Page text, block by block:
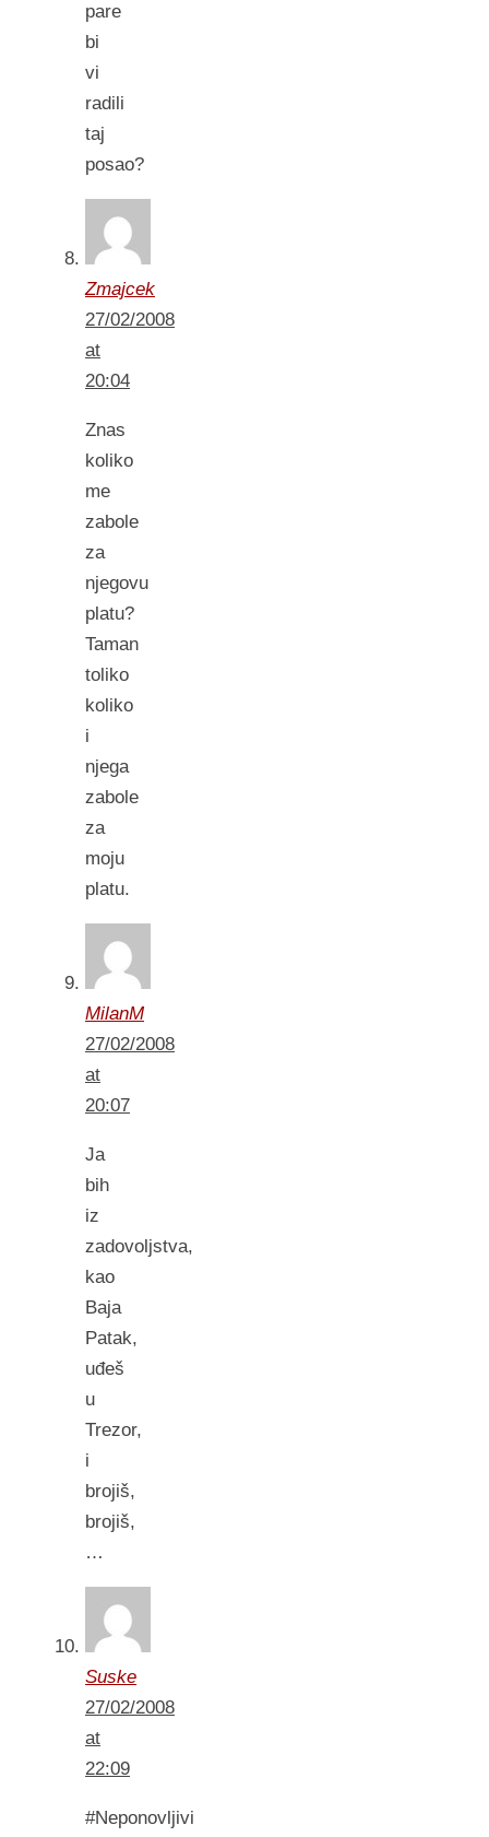
pare
bi
vi
radili
taj
posao?
Zmajcek
27/02/2008
at
20:04
Znas
koliko
me
zabole
za
njegovu
platu?
Taman
toliko
koliko
i
njega
zabole
za
moju
platu.
MilanM
27/02/2008
at
20:07
Ja
bih
iz
zadovoljstva,
kao
Baja
Patak,
uđeš
u
Trezor,
i
brojiš,
brojiš,
…
Suske
27/02/2008
at
22:09
#Neponovljivi